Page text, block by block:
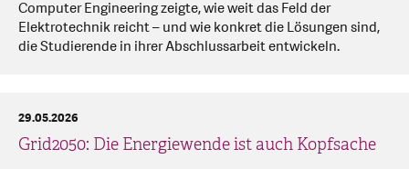
Computer Engineering zeigte, wie weit das Feld der
Elektrotechnik reicht – und wie konkret die Lösungen sind,
die Studierende in ihrer Abschlussarbeit entwickeln.
Grid2050: Die Energiewende ist auch Kopfsache
29.05.2026